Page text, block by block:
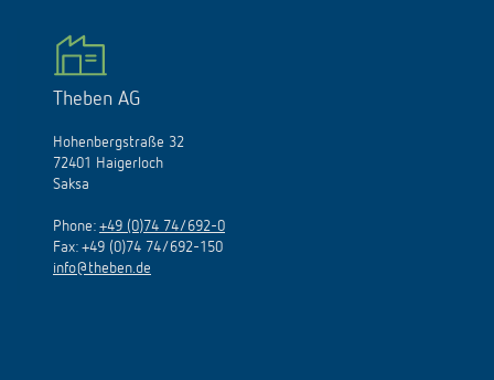
Theben AG
Hohenbergstraße 32
72401 Haigerloch
Saksa
Phone: +49 (0)74 74/692-0
Fax: +49 (0)74 74/692-150
info@theben.de